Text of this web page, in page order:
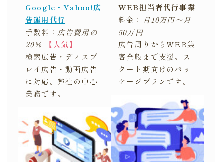
Google・Yahoo!広
告運用代行
手数料： 広告費用の
20％
【人気】
検索広告・ディスプ
レイ広告・動画広告
に対応。弊社の中心
業務です。
WEB担当者代行事業
料金： 月10万円～月
50万円
広告周りからWEB集
客全般まで支援。ス
タート期向けのパッ
ケージプランです。